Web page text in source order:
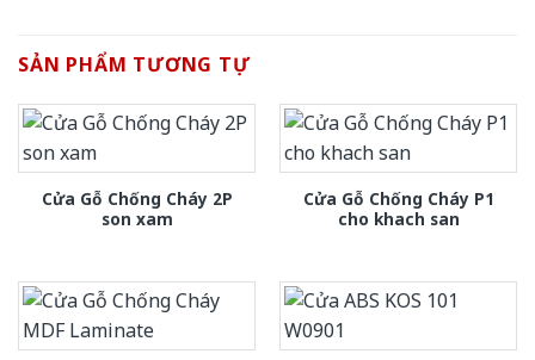
SẢN PHẨM TƯƠNG TỰ
Cửa Gỗ Chống Cháy 2P
son xam
Cửa Gỗ Chống Cháy P1
cho khach san